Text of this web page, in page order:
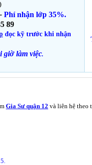
- Phí nhận lớp 35%.
89
đọc kỹ trước khi nhận
giờlàm việc.
Gia Sư quận 12 và liên hệ theo